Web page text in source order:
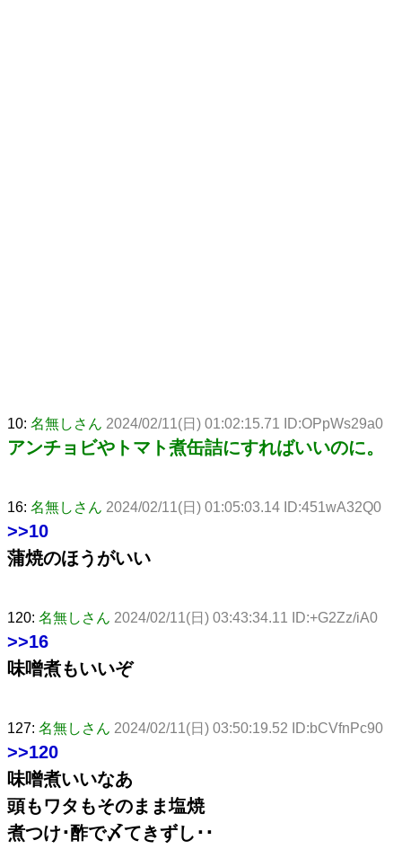
10: 名無しさん 2024/02/11(日) 01:02:15.71 ID:OPpWs29a0
アンチョビやトマト煮缶詰にすればいいのに。
16: 名無しさん 2024/02/11(日) 01:05:03.14 ID:451wA32Q0
>>10
蒲焼のほうがいい
120: 名無しさん 2024/02/11(日) 03:43:34.11 ID:+G2Zz/iA0
>>16
味噌煮もいいぞ
127: 名無しさん 2024/02/11(日) 03:50:19.52 ID:bCVfnPc90
>>120
味噌煮いいなあ
頭もワタもそのまま塩焼
煮つけ･酢で〆てきずし･･